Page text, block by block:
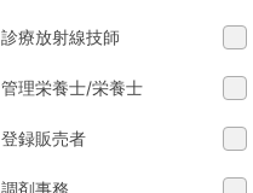
診療放射線技師
管理栄養士/栄養士
登録販売者
調剤事務